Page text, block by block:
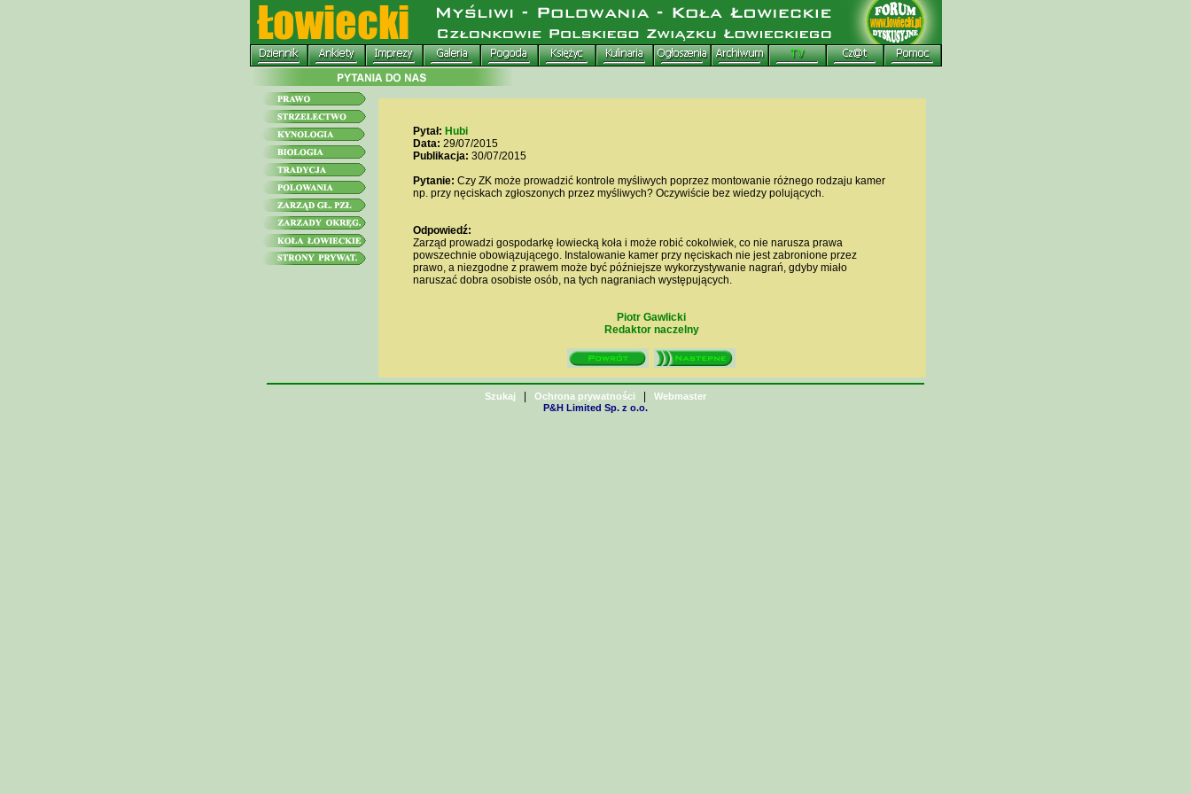
Pytał: Hubi
Data: 29/07/2015
Publikacja: 30/07/2015
Pytanie: Czy ZK może prowadzić kontrole myśliwych poprzez montowanie różnego rodzaju kamer
np. przy nęciskach zgłoszonych przez myśliwych? Oczywiście bez wiedzy polujących.
Odpowiedź:
Zarząd prowadzi gospodarkę łowiecką koła i może robić cokolwiek, co nie narusza prawa
powszechnie obowiązującego. Instalowanie kamer przy nęciskach nie jest zabronione przez
prawo, a niezgodne z prawem może być późniejsze wykorzystywanie nagrań, gdyby miało
naruszać dobra osobiste osób, na tych nagraniach występujących.
Piotr Gawlicki
Redaktor naczelny
Szukaj Ochrona prywatności
Webmaster
P&H Limited Sp. z o.o.